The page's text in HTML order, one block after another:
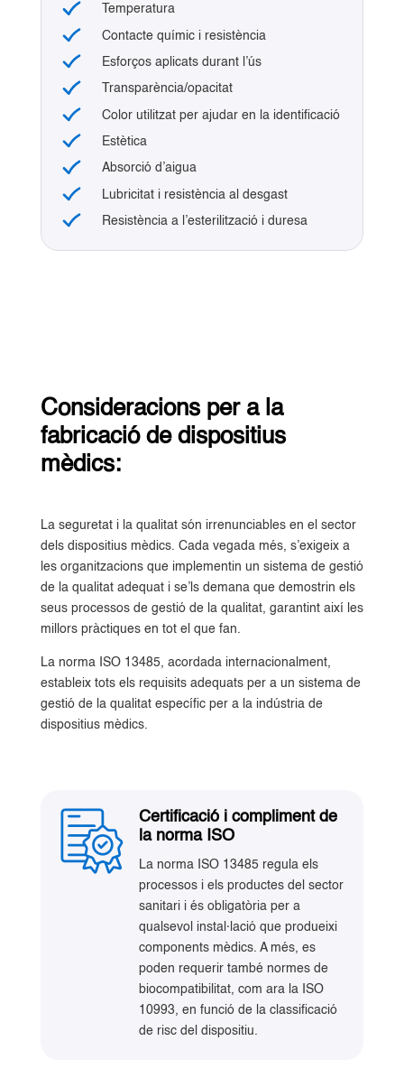
Temperatura
Contacte químic i resistència
Esforços aplicats durant l’ús
Transparència/opacitat
Color utilitzat per ajudar en la identificació
Estètica
Absorció d’aigua
Lubricitat i resistència al desgast
Resistència a l’esterilització i duresa
Consideracions per a la
fabricació de dispositius
mèdics:
La seguretat i la qualitat són irrenunciables en el sector
dels dispositius mèdics. Cada vegada més, s’exigeix a
les organitzacions que implementin un sistema de gestió
de la qualitat adequat i se’ls demana que demostrin els
seus processos de gestió de la qualitat, garantint així les
millors pràctiques en tot el que fan.
La norma ISO 13485, acordada internacionalment,
estableix tots els requisits adequats per a un sistema de
gestió de la qualitat específic per a la indústria de
dispositius mèdics.
Certificació i compliment de
la norma ISO
La norma ISO 13485 regula els
processos i els productes del sector
sanitari i és obligatòria per a
qualsevol instal·lació que produeixi
components mèdics. A més, es
poden requerir també normes de
biocompatibilitat, com ara la ISO
10993, en funció de la classificació
de risc del dispositiu.